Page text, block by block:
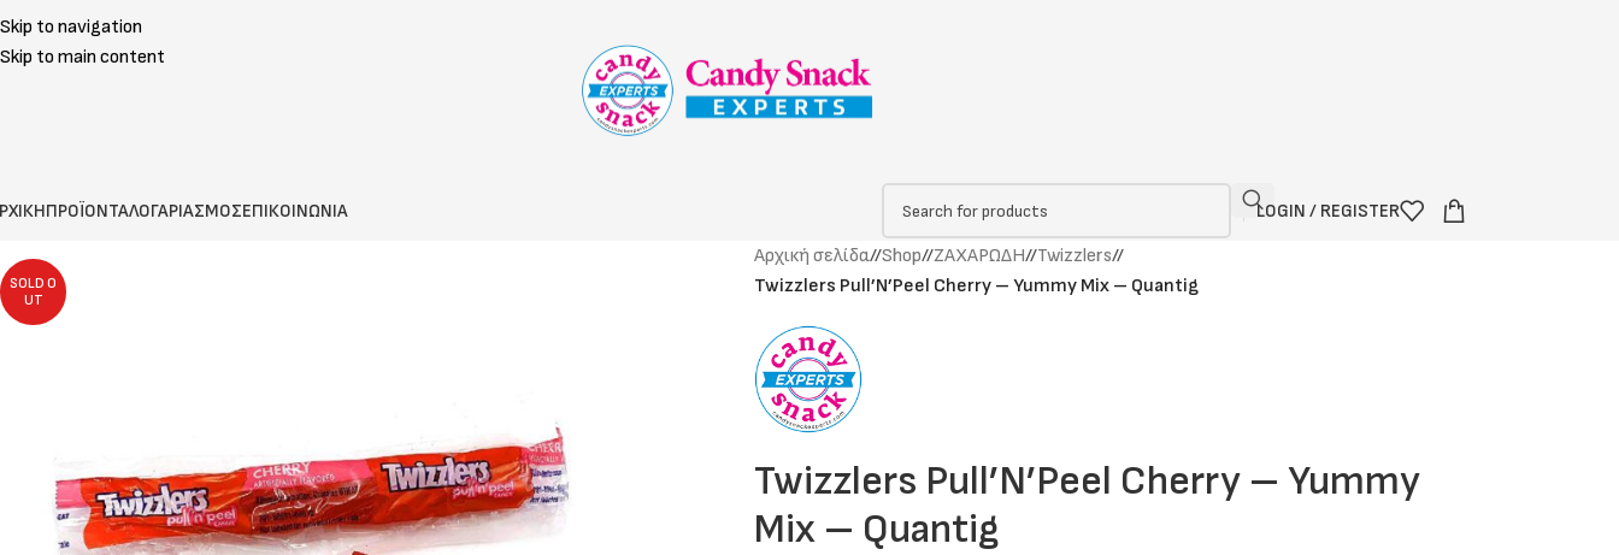
Skip to navigation
Skip to main content
ΠΡΟΪΟΝΤΑΛΟΓΑΡΙΑΣΜΟΣΕΠΙΚΟΙΝΩΝΙΑ LOGIN / REGISTER
SOLD O
UT
Αρχική σελίδα/ Shop/ ΖΑΧΑΡΩΔΗ/ Twizzlers/
Twizzlers Pull’N’Peel Cherry – Yummy Mix – Quantig
Twizzlers Pull’N’Peel Cherry – Yummy
Mix – Quantig